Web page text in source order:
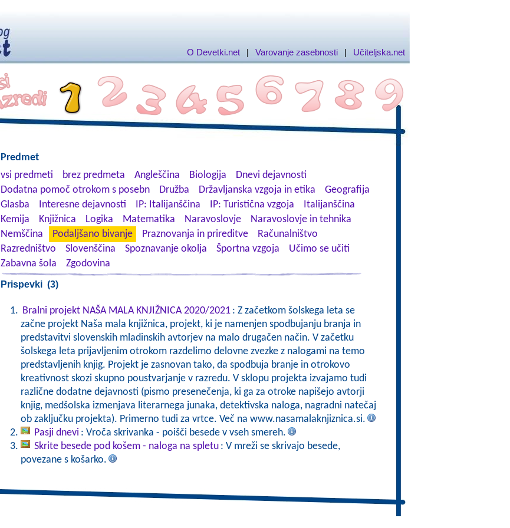
O Devetki.net | Varovanje zasebnosti | Učiteljska.net
Predmet
vsi predmeti
brez predmeta Angleščina Biologija
Dnevi dejavnosti
Dodatna pomoč otrokom s posebn
Družba Državljanska vzgoja in etika
Geografija
Glasba
Interesne dejavnosti IP: Italijanščina IP: Turistična vzgoja
Italijanščina
Kemija
Knjižnica Logika Matematika Naravoslovje
Naravoslovje in tehnika
Nemščina
Podaljšano bivanje Praznovanja in prireditve
Računalništvo
Razredništvo
Slovenščina Spoznavanje okolja Športna vzgoja
Učimo se učiti
Zabavna šola
Zgodovina
Prispevki (3)
Bralni projekt NAŠA MALA KNJIŽNICA 2020/2021 : Z začetkom šolskega leta se
začne projekt Naša mala knjižnica, projekt, ki je namenjen spodbujanju branja in
predstavitvi slovenskih mladinskih avtorjev na malo drugačen način. V začetku
šolskega leta prijavljenim otrokom razdelimo delovne zvezke z nalogami na temo
predstavljenih knjig. Projekt je zasnovan tako, da spodbuja branje in otrokovo
kreativnost skozi skupno poustvarjanje v razredu. V sklopu projekta izvajamo tudi
različne dodatne dejavnosti (pismo presenečenja, ki ga za otroke napišejo avtorji
knjig, medšolska izmenjava literarnega junaka, detektivska naloga, nagradni natečaj
ob zaključku projekta). Primerno tudi za vrtce. Več na www.nasamalaknjiznica.si.
Pasji dnevi : Vroča skrivanka - poišči besede v vseh smereh.
Skrite besede pod košem - naloga na spletu : V mreži se skrivajo besede,
povezane s košarko.